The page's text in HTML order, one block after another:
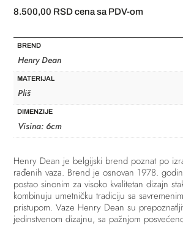
8.500,00 RSD cena sa PDV-om
BREND
Henry Dean
MATERIJAL
Pliš
DIMENZIJE
Visina: 6cm
Henry Dean je belgijski brend poznat po
rađenih vaza. Brend je osnovan 1978.
postao sinonim za visoko kvalitetan dizajn
kombinuju umetničku tradiciju sa
pristupom. Vaze Henry Dean su
jedinstvenom dizajnu, sa pažnjom